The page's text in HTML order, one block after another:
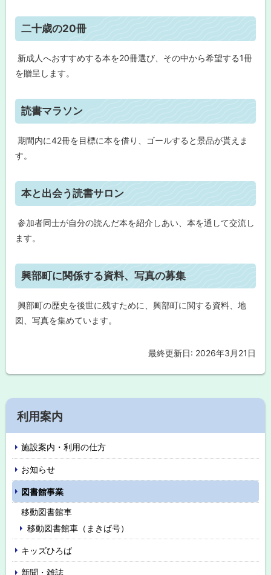
子
も
読
書
験
事
業
古
本
市
二
十
歳
2
0
冊
読
書
マ
ラ
ソ
ン
会
サ
ロ
ン
興
部
町
に
関
係
す
る
、
写
戻
る
ト
ッ
プ
に
る
二十歳の20冊
新成人へおすすめする本を20冊選び、その中から希望する1冊
を贈呈します。
ト
ッ
プ
に
る
読書マラソン
期間内に42冊を目標に本を借り、ゴールすると景品が貰えま
す。
ト
ッ
プ
に
る
本と出会う読書サロン
参加者同士が自分の読んだ本を紹介しあい、本を通して交流し
ます。
ト
ッ
プ
に
興部町に関係する資料、写真の募集
興部町の歴史を後世に残すために、興部町に関する資料、地
図、写真を集めています。
に
戻
最終更新日: 2026年3月21日
サ
イ
ド
・
メ
ュ
ー
利用案内
施設案内・利用の仕方
お知らせ
図書館事業
移動図書館車
移動図書館車（まきば号）
キッズひろば
新聞・雑誌